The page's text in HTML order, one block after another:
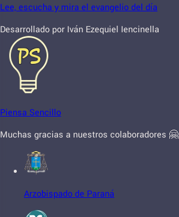
Lee, escucha y mira el evangelio del día
Desarrollado por Iván Ezequiel Iencinella
Piensa Sencillo
Muchas gracias a nuestros colaboradores 🤗
Arzobispado de Paraná